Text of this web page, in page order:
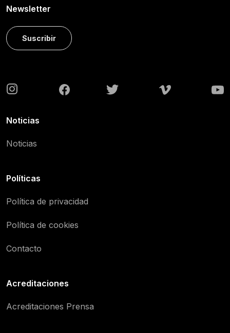
Newsletter
Suscribir
Noticias
Noticias
Políticas
Política de privacidad
Política de cookies
Contacto
Acreditaciones
Acreditaciones Prensa